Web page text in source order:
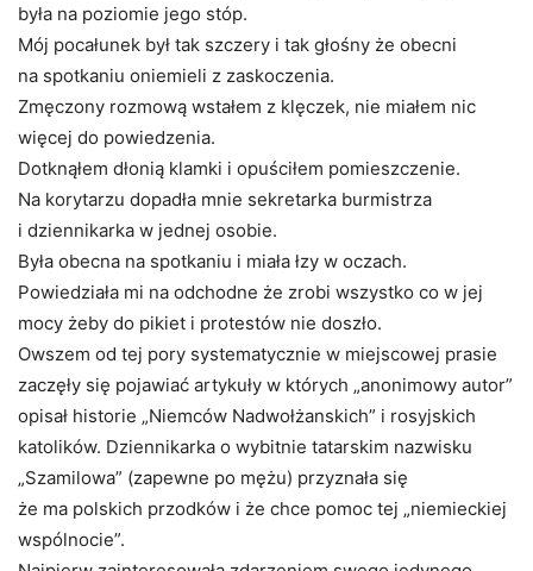
była na poziomie jego stóp.
Mój pocałunek był tak szczery i tak głośny że obecni
na spotkaniu oniemieli z zaskoczenia.
Zmęczony rozmową wstałem z klęczek, nie miałem nic
więcej do powiedzenia.
Dotknąłem dłonią klamki i opuściłem pomieszczenie.
Na korytarzu dopadła mnie sekretarka burmistrza
i dziennikarka w jednej osobie.
Była obecna na spotkaniu i miała łzy w oczach.
Powiedziała mi na odchodne że zrobi wszystko co w jej
mocy żeby do pikiet i protestów nie doszło.
Owszem od tej pory systematycznie w miejscowej prasie
zaczęły się pojawiać artykuły w których „anonimowy autor”
opisał historie „Niemców Nadwołżanskich” i rosyjskich
katolików. Dziennikarka o wybitnie tatarskim nazwisku
„Szamilowa” (zapewne po mężu) przyznała się
że ma polskich przodków i że chce pomoc tej „niemieckiej
wspólnocie”.